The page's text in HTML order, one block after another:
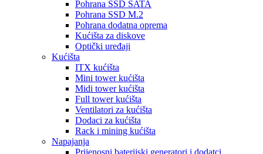
Pohrana SSD SATA
Pohrana SSD M.2
Pohrana dodatna oprema
Kućišta za diskove
Optički uređaji
Kućišta
ITX kućišta
Mini tower kućišta
Midi tower kućišta
Full tower kućišta
Ventilatori za kućišta
Dodaci za kućišta
Rack i mining kućišta
Napajanja
Prijenosni baterijski generatori i dodatci